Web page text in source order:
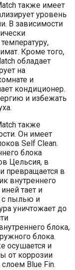
также имеет
уровень
В зависимости
Кроме того,
обладает
на
и
кондиционер.
и избежать
также
Он имеет
Self Clean.
блока
Цельсия, в
превращается в
внутреннего
тает и
с пылью и
уничтожает до
блока,
блока.
осушается и
от коррозии
Blue Fin.